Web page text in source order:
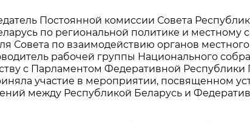
Постоянной комиссии Совета
по региональной политике и местному
Совета по взаимодействию органов
рабочей группы Национального
с Парламентом Федеративной Республики
участие в мероприятии, посвященном
между Республикой Беларусь и